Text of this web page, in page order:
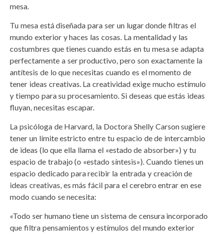
mesa.
Tu mesa está diseñada para ser un lugar donde filtras el
mundo exterior y haces las cosas. La mentalidad y las
costumbres que tienes cuando estás en tu mesa se adapta
perfectamente a ser productivo, pero son exactamente la
antítesis de lo que necesitas cuando es el momento de
tener ideas creativas. La creatividad exige mucho estímulo
y tiempo para su procesamiento. Si deseas que estás ideas
fluyan, necesitas escapar.
La psicóloga de Harvard, la Doctora Shelly Carson sugiere
tener un límite estricto entre tu espacio de de intercambio
de ideas (lo que ella llama el «estado de absorber») y tu
espacio de trabajo (o «estado síntesis»). Cuando tienes un
espacio dedicado para recibir la entrada y creación de
ideas creativas, es más fácil para el cerebro entrar en ese
modo cuando se necesita:
«Todo ser humano tiene un sistema de censura incorporado
que filtra pensamientos y estímulos del mundo exterior